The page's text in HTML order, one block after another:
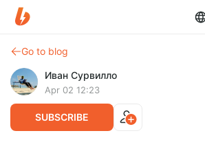
Go to blog
Иван Сурвилло
Apr 02 12:23
SUBSCRIBE